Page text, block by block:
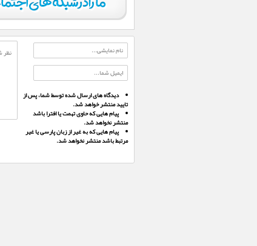
دیدگاه های ارسال شده توسط شما، پس از
تایید منتشر خواهد شد.
پیام هایی که حاوی تهمت یا افترا باشد
منتشر نخواهد شد.
پیام هایی که به غیر از زبان پارسی یا غیر
مرتبط باشد منتشر نخواهد شد.